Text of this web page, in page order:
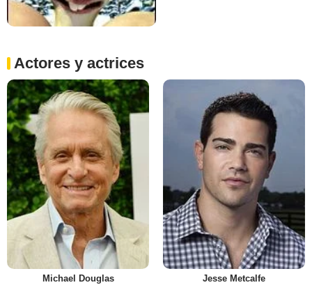
Actores y actrices
Michael Douglas Jesse Metcalfe